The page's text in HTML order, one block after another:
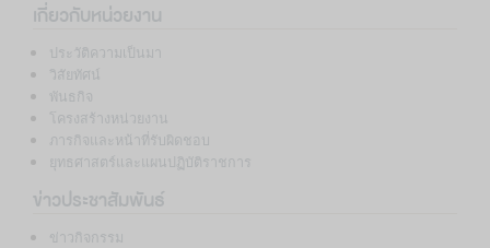
เกี่ยวกับหน่วยงาน
ประวัติความเป็นมา
วิสัยทัศน์
พันธกิจ
โครงสร้างหน่วยงาน
ภารกิจและหน้าที่รับผิดชอบ
ยุทธศาสตร์และแผนปฏิบัติราชการ
ข่าวประชาสัมพันธ์
ข่าวกิจกรรม